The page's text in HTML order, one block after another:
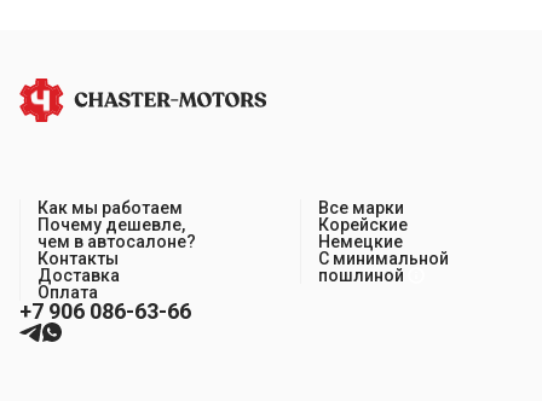
Как мы работаем
Почему дешевле,
чем в автосалоне?
Контакты
Доставка
Оплата
Все марки
Корейские
Немецкие
С минимальной
пошлиной
+7 906 086-63-66